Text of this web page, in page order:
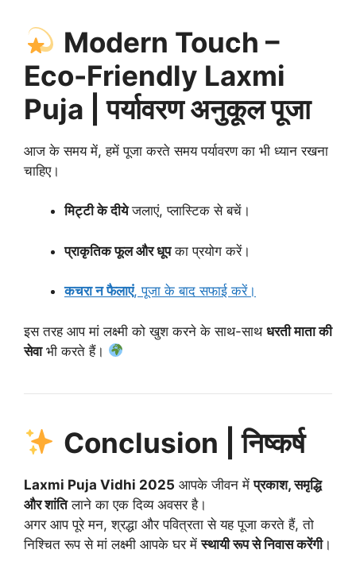
Modern Touch –
Eco-Friendly Laxmi
Puja | पर्यावरण अनुकूल पूजा
आज के समय में, हमें पूजा करते समय पर्यावरण का भी ध्यान रखना
चाहिए।
मिट्टी के दीयेजलाएं, प्लास्टिक से बचें।
प्राकृतिक फूल और धूपका प्रयोग करें।
कचरा न फैलाएं, पूजा के बाद सफाई करें।
इस तरह आप मां लक्ष्मी को खुश करने के साथ-साथ धरती माता की
सेवाभी करते हैं।
Conclusion | निष्कर्ष
Laxmi Puja Vidhi 2025 आपके जीवन मेंप्रकाश, समृद्धि
और शांतिलाने का एक दिव्य अवसर है।
अगर आप पूरे मन, श्रद्धा और पवित्रता से यह पूजा करते हैं, तो
निश्चित रूप से मां लक्ष्मी आपके घर मेंस्थायी रूप से निवास करेंगी।